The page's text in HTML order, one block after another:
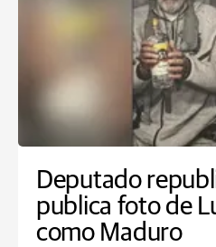
Deputado
publica foto de
como Maduro